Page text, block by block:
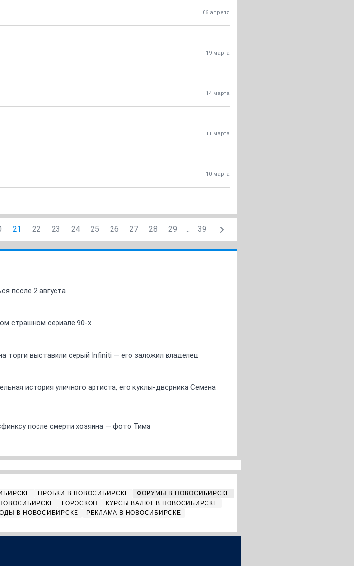
06 апреля
19 марта
14 марта
11 марта
10 марта
21 22 23 24 25 26 27 28 29 ... 39
после 2 августа
страшном сериале 90-х
торги выставили серый Infiniti — его заложил владелец
история уличного артиста, его куклы-дворника Семена
после смерти хозяина — фото Тима
ПРОБКИ В НОВОСИБИРСКЕ
ФОРУМЫ В НОВОСИБИРСКЕ
ГОРОСКОП
КУРСЫ ВАЛЮТ В НОВОСИБИРСКЕ
В НОВОСИБИРСКЕ РЕКЛАМА В НОВОСИБИРСКЕ